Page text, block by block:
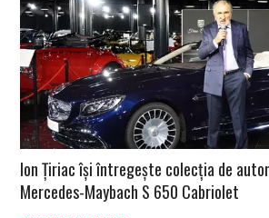
Ion Țiriac își întregește colecția de
Mercedes-Maybach S 650 Cabriolet